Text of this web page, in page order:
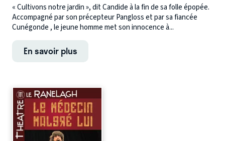
« Cultivons notre jardin », dit Candide à la fin de sa folle épopée.
Accompagné par son précepteur Pangloss et par sa fiancée
Cunégonde , le jeune homme met son innocence à...
En savoir plus